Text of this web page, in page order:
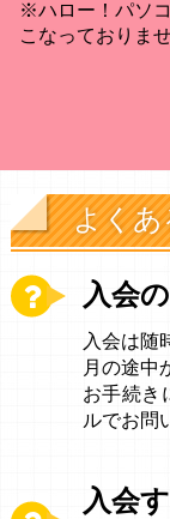
※ハロー！パソ
こなっておりま
よくあ
入会
入会は随
月の途中
お手続き
ルでお問
入会